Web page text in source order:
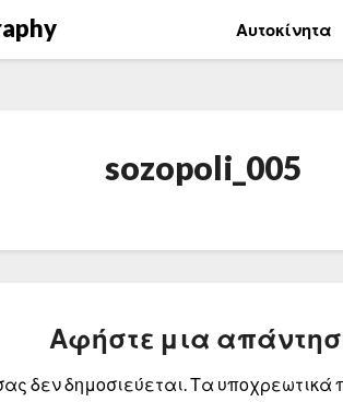
Αυτοκίνητα
sozopoli_005
Αφήστε μια
δεν δημοσιεύεται.Τα υποχρεωτικά